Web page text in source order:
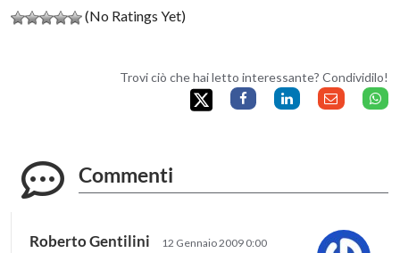
(No Ratings Yet)
Trovi ciò che hai letto interessante? Condividilo!
Commenti
Roberto Gentilini 12 Gennaio 2009 0:00